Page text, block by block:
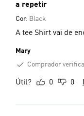
a repetir
Cor: Black
A tee Shirt vai de
Mary
Comprador
Útil? 0 0